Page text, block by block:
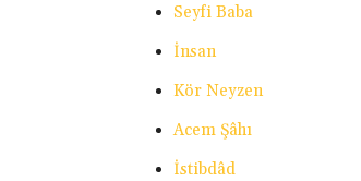
Seyfi Baba
İnsan
Kör Neyzen
Acem Şâhı
İstibdâd